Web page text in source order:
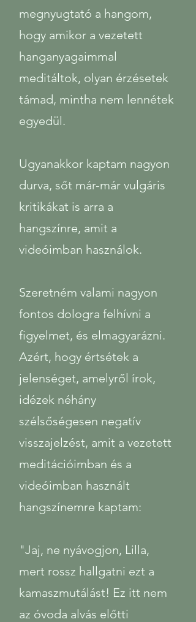
megnyugtató a hangom,
hogy amikor a vezetett
hanganyagaimmal
meditáltok, olyan érzésetek
támad, mintha nem lennétek
egyedül.
Ugyanakkor kaptam nagyon
durva, sőt már-már vulgáris
kritikákat is arra a
hangszínre, amit a
videóimban használok.
Szeretném valami nagyon
fontos dologra felhívni a
figyelmet, és elmagyarázni.
Azért, hogy értsétek a
jelenséget, amelyről írok,
idézek néhány
szélsőségesen negatív
visszajelzést, amit a vezetett
meditációimban és a
videóimban használt
hangszínemre kaptam:
"Jaj, ne nyávogjon, Lilla,
mert rossz hallgatni ezt a
kamaszmutálást! Ez itt nem
az óvoda alvás előtti